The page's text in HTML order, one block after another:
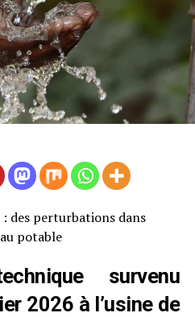
: des perturbations dans
potable
survenu
2026 à l’usine de